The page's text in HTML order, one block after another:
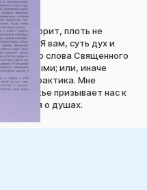
животворит, плоть не
говорю Я вам, суть дух и
Божьего слова Священного
или, иначе
а практика. Мне
Божье призывает нас к
о душах.